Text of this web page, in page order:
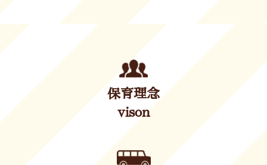
保育理念
vison